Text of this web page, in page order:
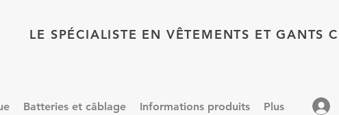
LE SPÉCIALISTE EN VÊTEMENTS ET GANTS
Batteries et câblage Informations produits Plus